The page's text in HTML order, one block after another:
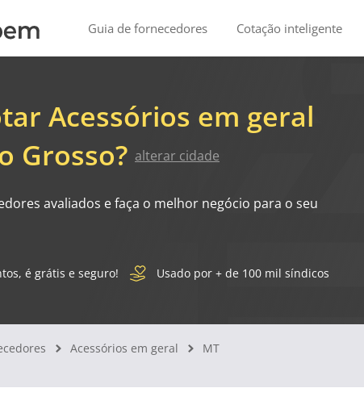
Guia de fornecedores Cotação inteligente
Acessórios em geral
Grosso? alterar cidade
avaliados e faça o melhor negócio para o seu
é grátis e seguro! Usado por + de 100 mil síndicos
Acessórios em geral MT